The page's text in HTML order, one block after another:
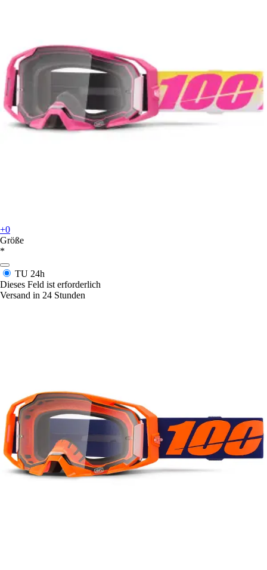
+0
Größe
*
TU 24h
Dieses Feld ist erforderlich
Versand in 24 Stunden